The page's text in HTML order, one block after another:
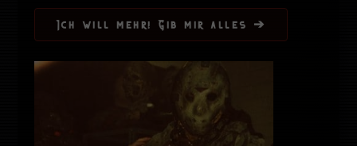
Ich will mehr! Gib mir alles ➔